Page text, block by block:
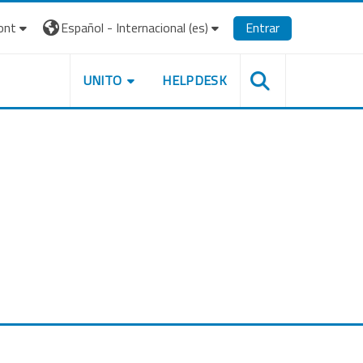
Español - Internacional ‎(es)‎ Entrar
UNITO HELPDESK